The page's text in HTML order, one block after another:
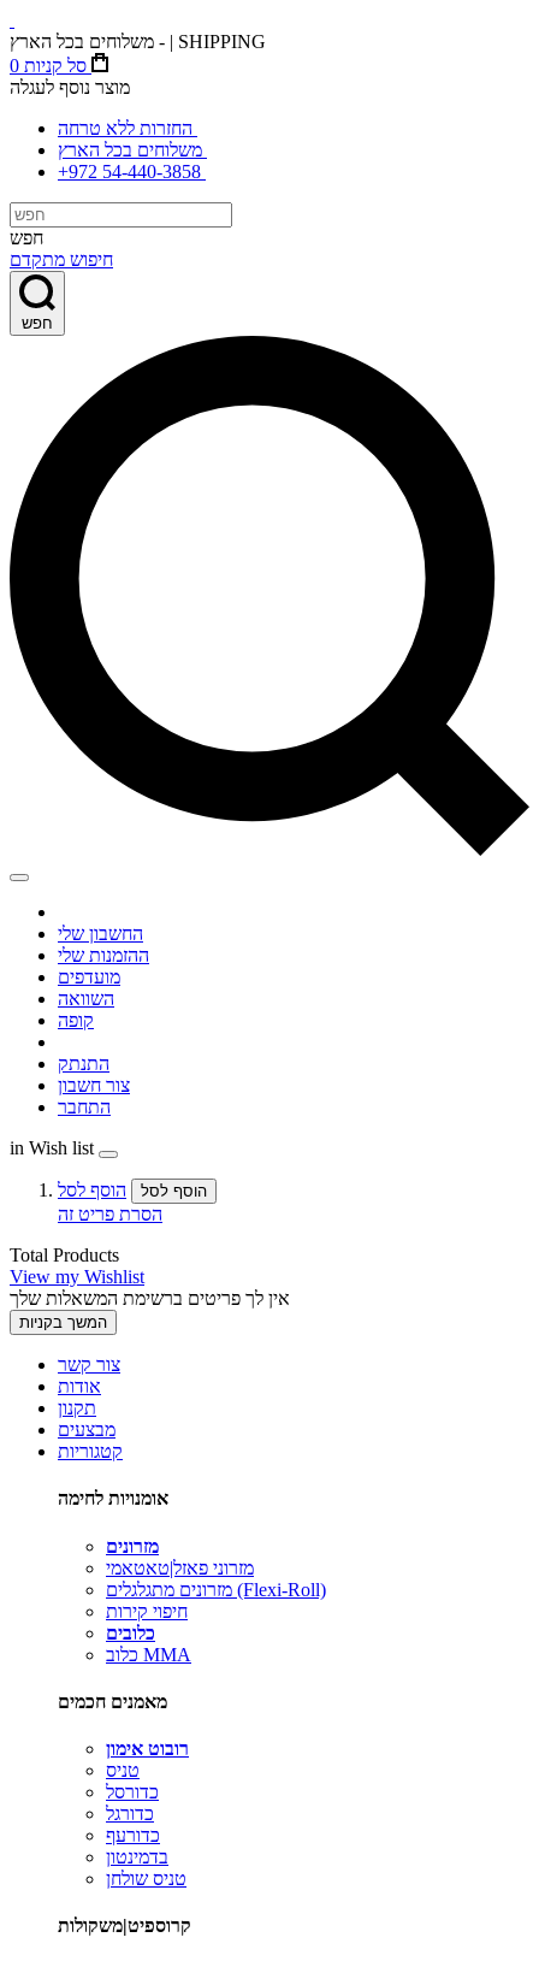
משלוחים בכל הארץ - | SHIPPING
0 סל קניות
מוצר נוסף לעגלה
+972 54-440-3858
חפש
חיפוש מתקדם
חפש
החשבון שלי
ההזמנות שלי
מועדפים
השוואה
קופה
התנתק
צור חשבון
התחבר
in Wish list
הוסף לסל הוסף לסל
הסרת פריט זה
Total Products
View my Wishlist
אין לך פריטים ברשימת המשאלות שלך
המשך בקניות
צור קשר
אודות
תקנון
מבצעים
קטגוריות
אומנויות לחימה
מזרונים
מזרוני פאזל|טאטאמי
מזרונים מתגלגלים (Flexi-Roll)
חיפוי קירות
כלובים
כלוב MMA
מאמנים חכמים
רובוט אימון
טניס
כדורסל
כדורגל
כדורעף
בדמינטון
טניס שולחן
קרוספיט|משקולות